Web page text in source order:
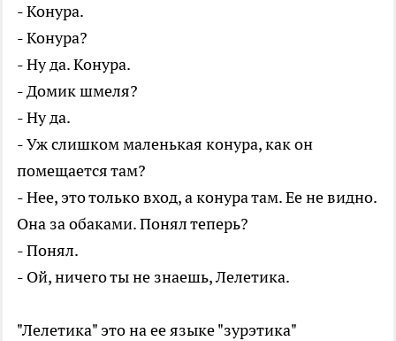
- Конура.
- Конура?
- Ну да. Конура.
- Домик шмеля?
- Ну да.
- Уж слишком маленькая конура, как он
помещается там?
- Нее, это только вход, а конура там. Ее не видно.
Она за обаками. Понял теперь?
- Понял.
- Ой, ничего ты не знаешь, Лелетика.
"Лелетика" это на ее языке "зурэтика"